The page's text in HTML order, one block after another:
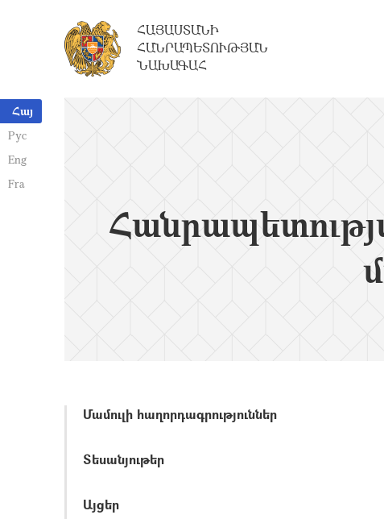
Հայ
Рус
Eng
Fra
ՀԱՅԱՍՏԱՆԻ
ՀԱՆՐԱՊԵՏՈՒԹՅԱՆ
ՆԱԽԱԳԱՀ
Մամուլի հաղորդագրություններ
Տեսանյութեր
Այցեր